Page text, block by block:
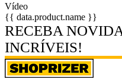
Vídeo
{{ data.product.name }}
RECEBA
INCRÍVEIS!